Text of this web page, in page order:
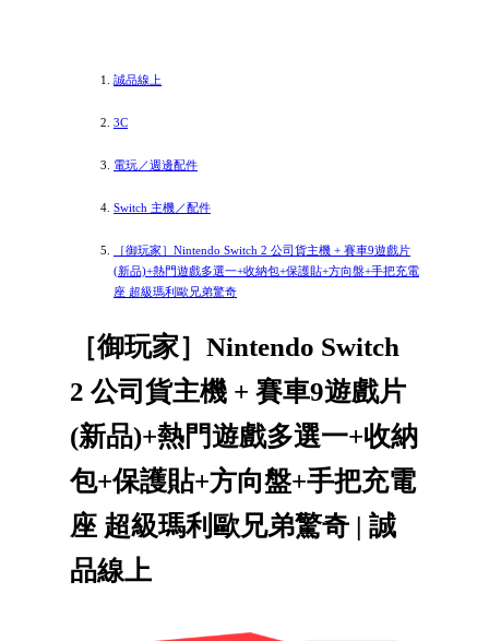
誠品線上
3C
電玩／週邊配件
Switch 主機／配件
［御玩家］Nintendo Switch 2 公司貨主機 + 賽車9遊戲片
(新品)+熱門遊戲多選一+收納包+保護貼+方向盤+手把充電
座 超級瑪利歐兄弟驚奇
［御玩家］Nintendo Switch
2 公司貨主機 + 賽車9遊戲片
(新品)+熱門遊戲多選一+收納
包+保護貼+方向盤+手把充電
座 超級瑪利歐兄弟驚奇 | 誠
品線上